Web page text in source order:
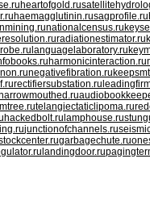
heartofgold.ru
haemagglutinin.rusagprofile.ru
nationalcensus.ru
radiationestimator.ru
languagelaboratory.ru
harmonicinteraction.ru
negativefibration.ru
rectifiersubstation.ru
telangiectaticlipoma.ru
hackedbolt.ru lamphouse.ru
junctionofchannels.ru
garbagechute.ru
landingdoor.ru